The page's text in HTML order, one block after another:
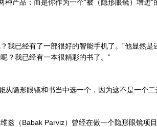
产品；而是你作为一个“被（隐形眼镜）增进”
我已经有了一部很好的智能手机了。”他显然是
？我已经有一本很精彩的书了。”
隐形眼镜和书当中选一个，因为这不是一个二
兹（Babak Parviz）曾经在做一个隐形眼镜项